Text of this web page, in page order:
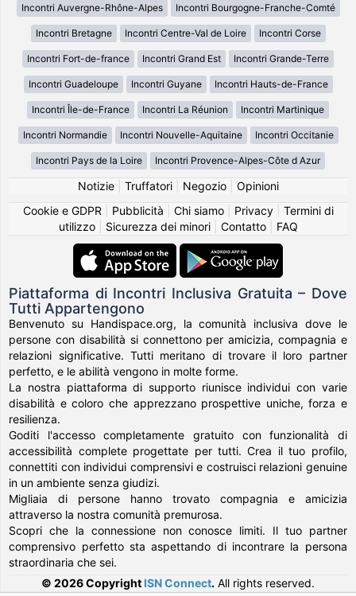
Incontri Auvergne-Rhône-Alpes Incontri Bourgogne-Franche-Comté
Incontri Bretagne Incontri Centre-Val de Loire Incontri Corse
Incontri Fort-de-france Incontri Grand Est Incontri Grande-Terre
Incontri Guadeloupe Incontri Guyane Incontri Hauts-de-France
Incontri Île-de-France Incontri La Réunion Incontri Martinique
Incontri Normandie Incontri Nouvelle-Aquitaine Incontri Occitanie
Incontri Pays de la Loire Incontri Provence-Alpes-Côte d Azur
Notizie| Truffatori| Negozio| Opinioni
Cookie e GDPR
Pubblicità Chi siamo| Privacy| Termini di
utilizzo| Sicurezza dei minori| Contatto| FAQ
Piattaforma di Incontri Inclusiva Gratuita – Dove
Tutti Appartengono
Benvenuto su Handispace.org, la comunità inclusiva dove le
persone con disabilità si connettono per amicizia, compagnia e
relazioni significative. Tutti meritano di trovare il loro partner
perfetto, e le abilità vengono in molte forme.
La nostra piattaforma di supporto riunisce individui con varie
disabilità e coloro che apprezzano prospettive uniche, forza e
resilienza.
Goditi l'accesso completamente gratuito con funzionalità di
accessibilità complete progettate per tutti. Crea il tuo profilo,
connettiti con individui comprensivi e costruisci relazioni genuine
in un ambiente senza giudizi.
Migliaia di persone hanno trovato compagnia e amicizia
attraverso la nostra comunità premurosa.
Scopri che la connessione non conosce limiti. Il tuo partner
comprensivo perfetto sta aspettando di incontrare la persona
straordinaria che sei.
© 2026 Copyright ISN Connect. All rights reserved.